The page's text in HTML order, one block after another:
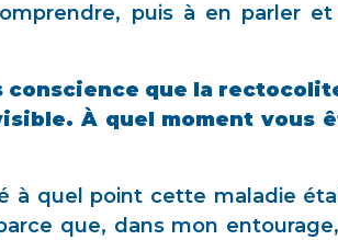
puis à en parler
que la
À quel moment vous
à quel point cette maladie
que, dans mon